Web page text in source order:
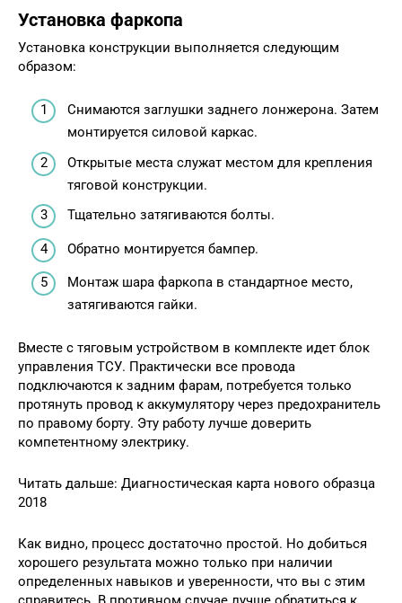
Установка фаркопа
Установка конструкции выполняется следующим
образом:
Снимаются заглушки заднего лонжерона. Затем
монтируется силовой каркас.
Открытые места служат местом для крепления
тяговой конструкции.
Тщательно затягиваются болты.
Обратно монтируется бампер.
Монтаж шара фаркопа в стандартное место,
затягиваются гайки.
Вместе с тяговым устройством в комплекте идет блок
управления ТСУ. Практически все провода
подключаются к задним фарам, потребуется только
протянуть провод к аккумулятору через предохранитель
по правому борту. Эту работу лучше доверить
компетентному электрику.
Читать дальше: Диагностическая карта нового образца
2018
Как видно, процесс достаточно простой. Но добиться
хорошего результата можно только при наличии
определенных навыков и уверенности, что вы с этим